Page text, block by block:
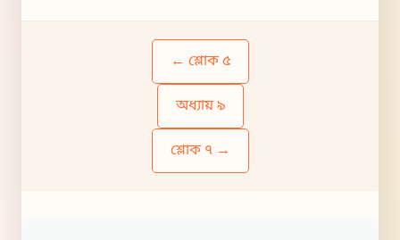
← শ্লোক ৫
অধ্যায় ৯
শ্লোক ৭ →